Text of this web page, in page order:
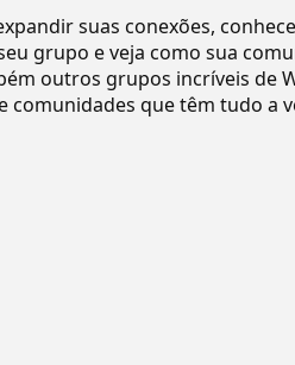
suas conexões,
grupo e veja como sua
outros grupos incríveis de
comunidades que têm tudo a